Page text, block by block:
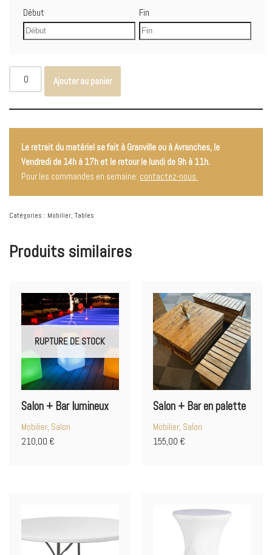
Début Fin
Ajouter au panier
Le retrait du matériel se fait à Granville ou à Avranches, le
Vendredi de 14h à 17h et le retour le lundi de 9h à 11h.
Pour les commandes en semaine: contactez-nous.
Catégories : Mobilier, Tables
Produits similaires
RUPTURE DE STOCK
Salon + Bar lumineux
Mobilier, Salon
210,00 €
Salon + Bar en palette
Mobilier, Salon
155,00 €